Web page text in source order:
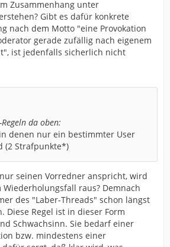
Zusammenhang unter
Gibt es dafür konkrete
nach dem Motto "eine Provokation
gerade zufällig nach eigenem
ist jedenfalls sicherlich nicht
da oben:
denen nur ein bestimmter User
(2 Strafpunkte*)
seinen Vorredner anspricht, wird
raus? Demnach
des "Laber-Threads" schon längst
Diese Regel ist in dieser Form
Schwachsinn. Sie bedarf einer
bzw. mindestens einer